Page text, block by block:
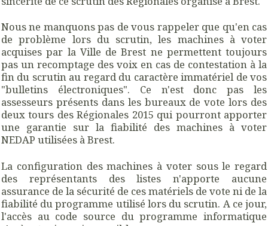
Nous ne manquons pas de vous rappeler que qu'en cas
de problème lors du scrutin, les machines à voter
acquises par la Ville de Brest ne permettent toujours
pas un recomptage des voix en cas de contestation à la
fin du scrutin au regard du caractère immatériel de vos
"bulletins électroniques". Ce n'est donc pas les
assesseurs présents dans les bureaux de vote lors des
deux tours des Régionales 2015 qui pourront apporter
une garantie sur la fiabilité des machines à voter
NEDAP utilisées à Brest.
La configuration des machines à voter sous le regard
des représentants des listes n'apporte aucune
assurance de la sécurité de ces matériels de vote ni de la
fiabilité du programme utilisé lors du scrutin. A ce jour,
l'accès au code source du programme informatique